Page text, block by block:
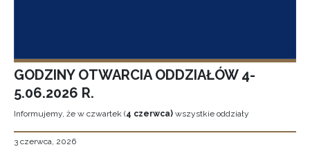
GODZINY OTWARCIA ODDZIAŁÓW 4-
5.06.2026 R.
Informujemy, że w czwartek (4 czerwca) wszystkie oddziały
3 czerwca, 2026